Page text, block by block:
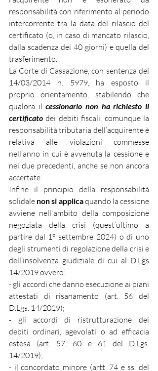
responsabilità con riferimento al periodo
intercorrente tra la data del rilascio del
certificato (o, in caso di mancato rilascio,
dalla scadenza dei 40 giorni) e quella del
trasferimento.
La Corte di Cassazione, con sentenza del
14/03/2014 n. 5979, ha esposto il
proprio orientamento, stabilendo che
qualora il cessionario non ha richiesto il
certificato dei debiti fiscali, comunque la
responsabilità tributaria dell’acquirente è
relativa alle violazioni commesse
nell’anno in cui è avvenuta la cessione e
nei due precedenti, anche se non ancora
accertate.
Infine il principio della responsabilità
solidale non si applica quando la cessione
avviene nell'ambito della composizione
negoziata della crisi (quest’ultimo a
partire dal 1° settembre 2024) o di uno
degli strumenti di regolazione della crisi e
dell’insolvenza giudiziale di cui al D.Lgs
14/2019 ovvero:
- gli accordi che danno esecuzione ai piani
attestati di risanamento (art. 56 del
D.Lgs. 14/2019);
- gli accordi di ristrutturazione dei
debiti ordinari, agevolati o ad efficacia
estesa (art. 57, 60 e 61 del D.Lgs.
14/2019);
- il concordato minore (artt. 74 e ss. del